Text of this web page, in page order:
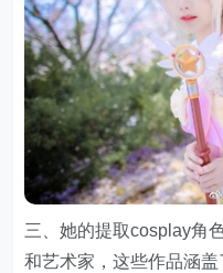
三、她的提取cosplay角
和艺术家，这些作品涵